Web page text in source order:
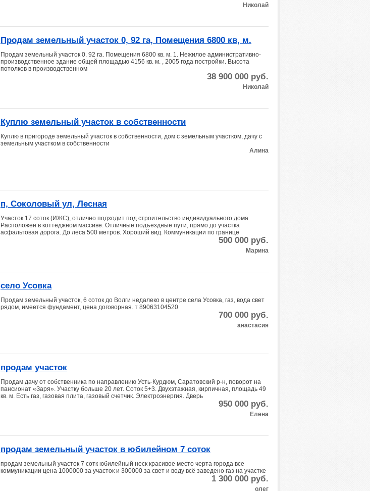
Николай
Продам земельный участок 0, 92 га, Помещения 6800 кв, м.
Продам земельный участок 0. 92 га. Помещения 6800 кв. м. 1. Нежилое административно-
производственное здание общей площадью 4156 кв. м. , 2005 года постройки. Высота
потолков в производственном
38 900 000 руб.
Николай
Куплю земельный участок в собственности
Куплю в пригороде земельный участок в собственности, дом с земельным участком, дачу с
земельным участком в собственности
Алина
п, Соколовый ул, Лесная
Участок 17 соток (ИЖС), отлично подходит под строительство индивидуального дома.
Расположен в коттеджном массиве. Отличные подъездные пути, прямо до участка
асфальтовая дорога. До леса 500 метров. Хороший вид. Коммуникации по границе
500 000 руб.
Марина
село Усовка
Продам земельный участок, 6 соток до Волги недалеко в центре села Усовка, газ, вода свет
рядом, имеется фундамент, цена договорная. т 89063104520
700 000 руб.
анастасия
продам участок
Продам дачу от собственника по направлению Усть-Курдюм, Саратовский р-н, поворот на
пансионат «Заря». Участку больше 20 лет. Соток 5+3. Двухэтажная, кирпичная, площадь 49
кв. м. Есть газ, газовая плита, газовый счетчик. Электроэнергия. Дверь
950 000 руб.
Елена
продам земельный участок в юбилейном 7 соток
продам земельный участок 7 сотк юбилейный неск красивое место черта города все
коммуникации цена 1000000 за участок и 300000 за свет и воду всё заведено газ на участке
1 300 000 руб.
олег